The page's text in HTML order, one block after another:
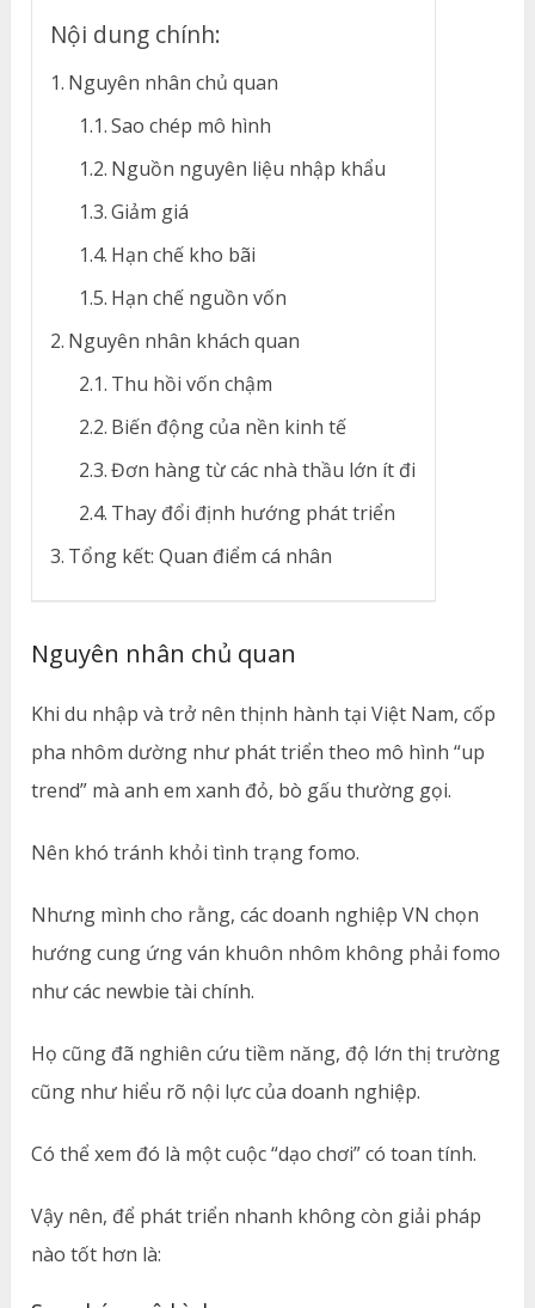
Nội dung chính:
Nguyên nhân chủ quan
Sao chép mô hình
Nguồn nguyên liệu nhập khẩu
Giảm giá
Hạn chế kho bãi
Hạn chế nguồn vốn
Nguyên nhân khách quan
Thu hồi vốn chậm
Biến động của nền kinh tế
Đơn hàng từ các nhà thầu lớn ít đi
Thay đổi định hướng phát triển
Tổng kết: Quan điểm cá nhân
Nguyên nhân chủ quan
Khi du nhập và trở nên thịnh hành tại Việt Nam, cốp
pha nhôm dường như phát triển theo mô hình “up
trend” mà anh em xanh đỏ, bò gấu thường gọi.
Nên khó tránh khỏi tình trạng fomo.
Nhưng mình cho rằng, các doanh nghiệp VN chọn
hướng cung ứng ván khuôn nhôm không phải fomo
như các newbie tài chính.
Họ cũng đã nghiên cứu tiềm năng, độ lớn thị trường
cũng như hiểu rõ nội lực của doanh nghiệp.
Có thể xem đó là một cuộc “dạo chơi” có toan tính.
Vậy nên, để phát triển nhanh không còn giải pháp
nào tốt hơn là: